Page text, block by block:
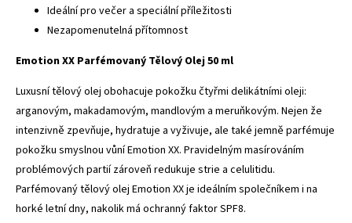
Ideální pro večer a speciální příležitosti
Nezapomenutelná přítomnost
Emotion XX Parfémovaný Tělový Olej 50 ml
Luxusní tělový olej obohacuje pokožku čtyřmi delikátními oleji:
arganovým, makadamovým, mandlovým a meruňkovým. Nejen že
intenzivně zpevňuje, hydratuje a vyživuje, ale také jemně parfémuje
pokožku smyslnou vůní Emotion XX. Pravidelným masírováním
problémových partií zároveň redukuje strie a celulitidu.
Parfémovaný tělový olej Emotion XX je ideálním společníkem i na
horké letní dny, nakolik má ochranný faktor SPF8.